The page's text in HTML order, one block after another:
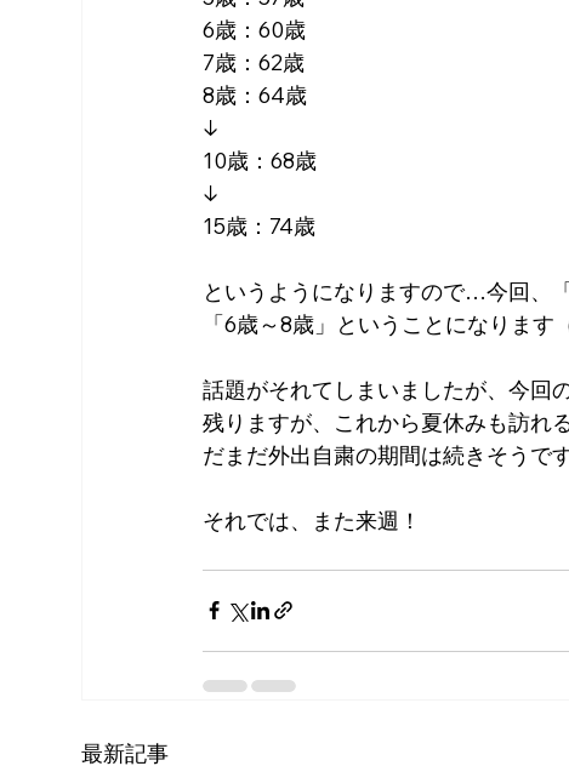
6歳：60歳
7歳：62歳
8歳：64歳
↓
10歳：68歳
↓
15歳：74歳
というようになりますので…今回、
「6歳～8歳」ということになります
話題がそれてしまいましたが、今回
残りますが、これから夏休みも訪れ
だまだ外出自粛の期間は続きそうで
それでは、また来週！
最新記事